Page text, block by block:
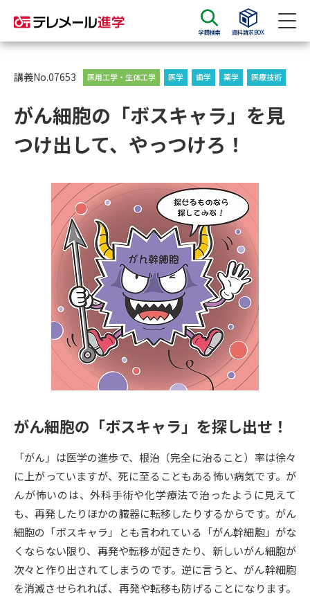
学問検索 資料請求BOX
資料請求 資料検索
大学・短大の資料種類から請求
総合型選抜・学校推薦型選抜 募
集要項＆願書
大学入学共通テスト利用選抜の
募集要項＆願書
大学・短大以外の資料から請求
専門学校の資料請求 大学院の資料請求
留学・進学関連、塾・予備校
大学入学共通テスト「受験案
内」の請求
大学入学共通テスト「受験上の
配慮案内」の請求
高等学校卒業程度認定試験
幼稚園教員資格認定試験 小学校教員資格認定試験
高等学校（情報）教員資格認定
試験
大学研究 大学検索
大学で学べる内容や特徴を調べる
講義No.07653 医用工学・生体工学 医学 歯学 薬学 医療技術
がん細胞の「ボスキャラ」を見
つけ出して、やっつけろ！
がん細胞の「ボスキャラ」を探し出せ！
「がん」は医学の進歩で、根治（完全に治ること）率は徐々
に上がっていますが、死に至ることもある怖い病気です。が
んが怖いのは、外科手術や化学療法で治ったように見えて
も、再発したりほかの臓器に転移したりするからです。がん
細胞の「ボスキャラ」とも言われている「がん幹細胞」がな
くならない限り、再発や転移が起きたり、新しいがん細胞が
次々と作り出されてしまうのです。逆に言うと、がん幹細胞
を消滅させられれば、再発や転移も防げることになります。